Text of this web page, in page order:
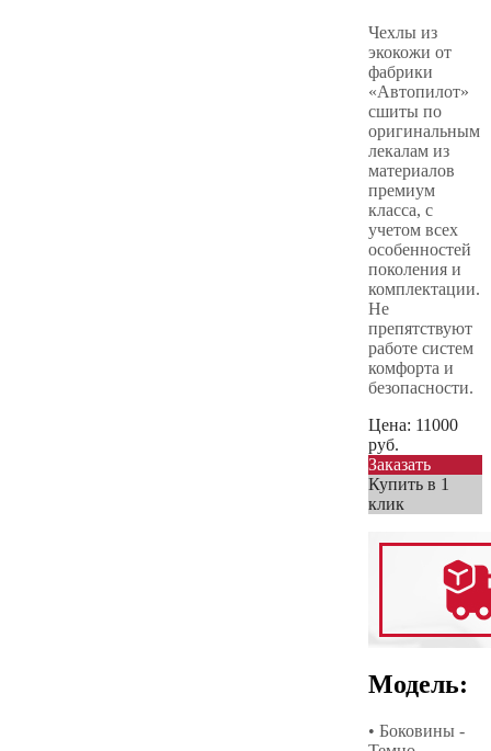
Чехлы из
экокожи от
фабрики
«Автопилот»
сшиты по
оригинальным
лекалам из
материалов
премиум
класса, с
учетом всех
особенностей
поколения и
комплектации.
Не
препятствуют
работе систем
комфорта и
безопасности.
Цена: 11000
руб.
Заказать
Купить в 1
клик
Модель:
• Боковины -